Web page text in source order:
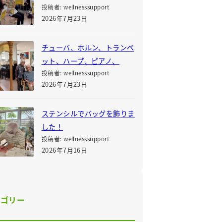
投稿者: wellnesssupport
2026年7月23日
チューバ、ホルン、トランペ
ット、ハープ、ピアノ、
投稿者: wellnesssupport
2026年7月23日
ステンシルでバッグを飾りま
した！
投稿者: wellnesssupport
2026年7月16日
リー